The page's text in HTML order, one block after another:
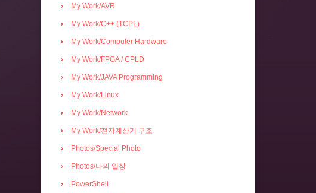
My Work/AVR
My Work/C++ (TCPL)
My Work/Computer Hardware
My Work/FPGA / CPLD
My Work/JAVA Programming
My Work/Linux
My Work/Network
My Work/전자계산기 구조
Photos/Special Photo
Photos/나의 일상
PowerShell